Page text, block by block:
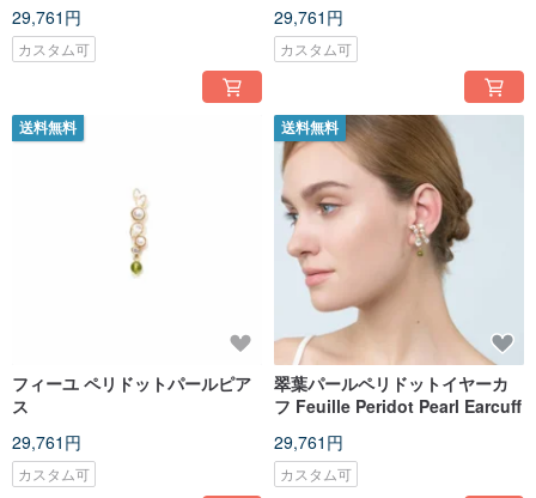
29,761円
カスタム可
29,761円
カスタム可
送料無料
フィーユ ペリドットパールピア
ス
29,761円
カスタム可
送料無料
翠葉パールペリドットイヤーカ
フ Feuille Peridot Pearl Earcuff
29,761円
カスタム可